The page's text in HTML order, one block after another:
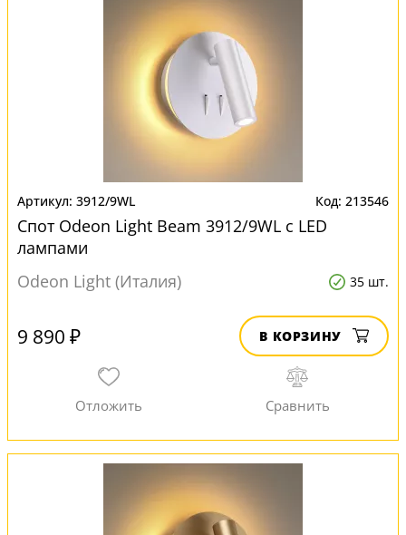
3912/9WL 213546
Спот Odeon Light Beam 3912/9WL с LED
лампами
Odeon Light (Италия)
35 шт.
9 890 ₽ В КОРЗИНУ